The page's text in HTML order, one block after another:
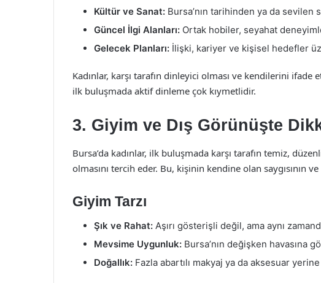
Kültür ve Sanat: Bursa’nın tarihinden ya da sevilen
Güncel İlgi Alanları: Ortak hobiler, seyahat
Gelecek Planları: İlişki, kariyer ve kişisel hedefler
Kadınlar, karşı tarafın dinleyici olması ve kendilerini
ilk buluşmada aktif dinleme çok kıymetlidir.
3. Giyim ve Dış Görünüşte
Bursa’da kadınlar, ilk buluşmada karşı tarafın temiz,
olmasını tercih eder. Bu, kişinin kendine olan saygısının
Giyim Tarzı
Şık ve Rahat: Aşırı gösterişli değil, ama aynı
Mevsime Uygunluk: Bursa’nın değişken havasına
Doğallık: Fazla abartılı makyaj ya da aksesuar